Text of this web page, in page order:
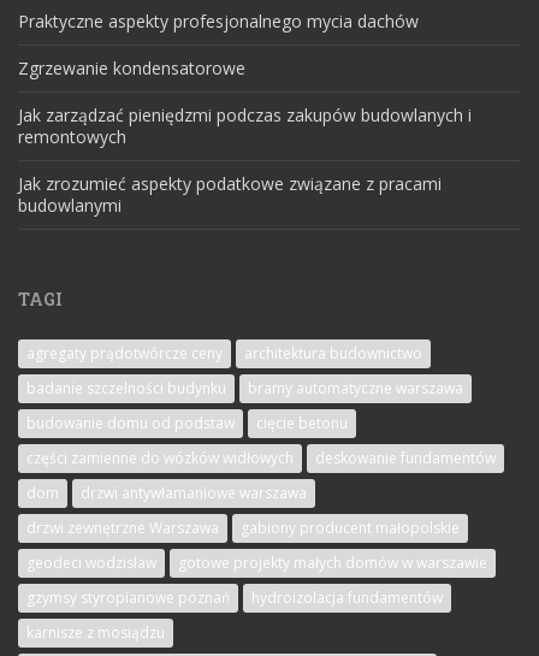
Praktyczne aspekty profesjonalnego mycia dachów
Zgrzewanie kondensatorowe
Jak zarządzać pieniędzmi podczas zakupów budowlanych i
remontowych
Jak zrozumieć aspekty podatkowe związane z pracami
budowlanymi
TAGI
agregaty prądotwórcze ceny
architektura budownictwo
badanie szczelności budynku
bramy automatyczne warszawa
budowanie domu od podstaw
cięcie betonu
części zamienne do wózków widłowych
deskowanie fundamentów
dom
drzwi antywłamaniowe warszawa
drzwi zewnętrzne Warszawa
gabiony producent małopolskie
geodeci wodzisław
gotowe projekty małych domów w warszawie
gzymsy styropianowe poznań
hydroizolacja fundamentów
karnisze z mosiądzu